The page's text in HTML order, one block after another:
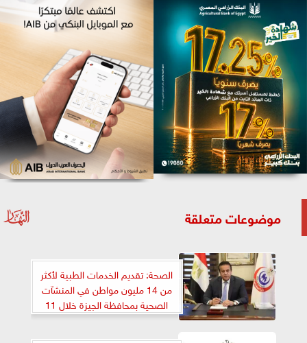
موضوعات متعلقة
الصحة: تقديم الخدمات الطبية لأكثر
من 14 مليون مواطن في المنشآت
الصحية بمحافظة الجيزة خلال 11
شهراً